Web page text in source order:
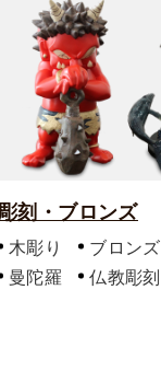
刻・ブロンズ
木彫り ブロンズ
曼陀羅
仏教彫刻